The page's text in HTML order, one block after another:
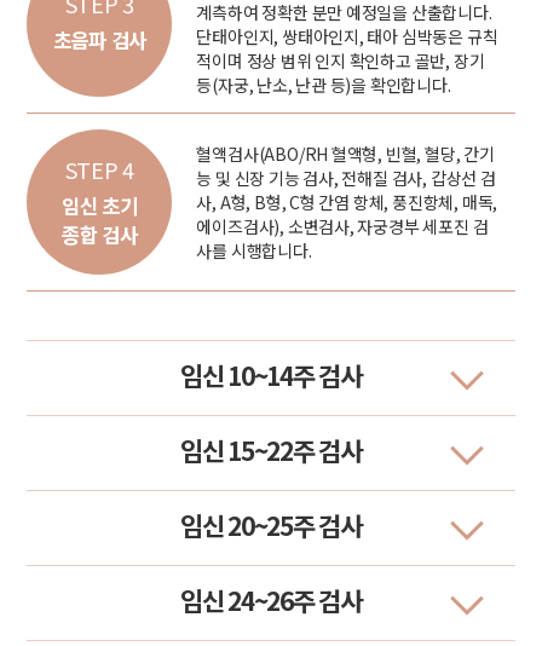
초음파 검사
계측하여 정확한 분만 예정일을 산출합니다.
단태아인지, 쌍태아인지, 태아 심박동은 규칙
적이며 정상 범위 인지 확인하고 골반, 장기
등(자궁, 난소, 난관 등)을 확인합니다.
STEP 4
임신 초기
종합 검사
혈액검사(ABO/RH 혈액형, 빈혈, 혈당, 간기
능 및 신장 기능 검사, 전해질 검사, 갑상선 검
사, A형, B형, C형 간염 항체, 풍진항체, 매독,
에이즈검사), 소변검사, 자궁경부 세포진 검
사를 시행합니다.
임신 10~14주 검사
임신 15~22주 검사
임신 20~25주 검사
임신 24~26주 검사